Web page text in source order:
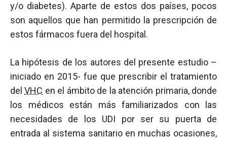
y/o diabetes). Aparte de estos dos países, pocos
son aquellos que han permitido la prescripción de
estos fármacos fuera del hospital.
La hipótesis de los autores del presente estudio –
iniciado en 2015- fue que prescribir el tratamiento
delVHC en el ámbito de la atención primaria, donde
los médicos están más familiarizados con las
necesidades de los UDI por ser su puerta de
entrada al sistema sanitario en muchas ocasiones,